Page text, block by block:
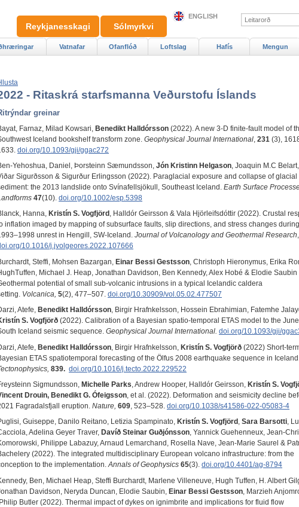
- Ritaskrá starfsmanna Veðurstofu Íslands
greinar
Farnaz, Milad Kowsari, Benedikt Halldórsson (2022). A new 3-D finite-fault model of
Iceland bookshelf transform zone. Geophysical Journal International 231 (3),
doi.org/10.1093/gji/ggac272
Yehoshua, Daniel, Þorsteinn Sæmundsson, Jón Kristinn Helgason, Joaquin M.C
Sigurðsson & Sigurður Erlingsson (2022). Paraglacial exposure and collapse of glacial
the 2013 landslide onto Svínafellsjökull, Southeast Iceland. Earth Surface
47(10). doi.org/10.1002/esp.5398
Hanna, Kristín S. Vogfjörd , Halldór Geirsson & Vala Hjörleifsdóttir (2022). Crustal
inflation imaged by mapping of subsurface faults, slip directions, and stress changes
unrest in Hengill, SW-Iceland. Journal of Volcanology and Geothermal Research,
10.1016/j.jvolgeores.2022.107666
Steffi, Mohsen Bazargan, Einar Bessi Gestsson , Christoph Hieronymus, Erika
Michael J. Heap, Jonathan Davidson, Ben Kennedy, Alex Hobé & Elodie Saubin
potential of small sub-volcanic intrusions in a typical Icelandic caldera
Volcanica, 5(2), 477–507. doi.org/10.30909/vol.05.02.477507
Atefe, Benedikt Halldórsson, Birgir Hrafnkelsson, Hossein Ebrahimian, Fatemhe
S. Vogfjörð (2022). Calibration of a Bayesian spatio-temporal ETAS model to the
Iceland seismic sequence. Geophysical Journal International. doi.org/10.1093/gji/
Atefe, Benedikt Halldórsson , Birgir Hrafnkelsson, Kristín S. Vogfjörð (2022) Short-
ETAS spatiotemporal forecasting of the Ölfus 2008 earthquake sequence in Iceland.
839. doi.org/10.1016/j.tecto.2022.229522
Sigmundsson, Michelle Parks, Andrew Hooper, Halldór Geirsson, Kristín S.
Drouin, Benedikt G. Ófeigsson, et al. (2022). Deformation and seismicity decline
Fagradalsfjall eruption. Nature, 609, 523–528. doi.org/10.1038/s41586-022-05083-4
Guiseppe, Danilo Reitano, Letizia Spampinato, Kristín S. Vogfjörd , Sara Barsotti,
Adelina Geyer Traver, Davíð Steinar Guðjónsson, Yannick Guehenneux, Jean-
Philippe Labazuy, Arnaud Lemarchand, Rosella Nave, Jean-Marie Saurel &
(2022). The integrated multidisciplinary European volcano infrastructure: from the
to the implementation.Annals of Geophysics 65(3). doi.org/10.4401/ag-8794
Ben, Michael Heap, Steffi Burchardt, Marlene Villeneuve, Hugh Tuffen, H. Albert
Davidson, Neryda Duncan, Elodie Saubin, Einar Bessi Gestsson , Marzieh
Philip Butler (2022). Thermal impact of dykes on ignimbrite and implications for fluid flow
Vatnafar Ofanflóð Loftslag Hafís Mengun
Reykjanesskagi Sólmyrkvi
ENGLISH